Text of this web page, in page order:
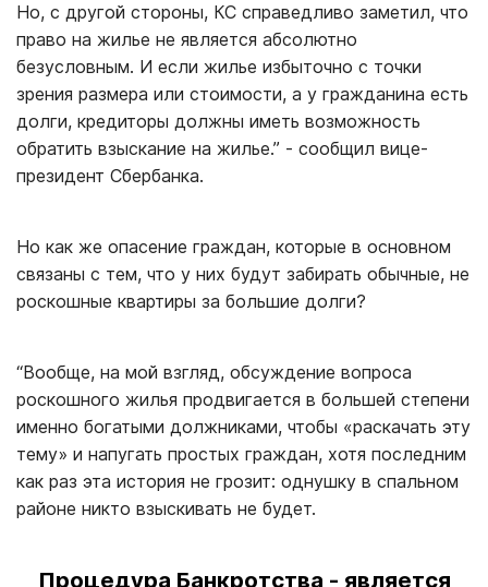
Но, с другой стороны, КС справедливо заметил, что
право на жилье не является абсолютно
безусловным. И если жилье избыточно с точки
зрения размера или стоимости, а у гражданина есть
долги, кредиторы должны иметь возможность
обратить взыскание на жилье.” - сообщил вице-
президент Сбербанка.
Но как же опасение граждан, которые в основном
связаны с тем, что у них будут забирать обычные, не
роскошные квартиры за большие долги?
“Вообще, на мой взгляд, обсуждение вопроса
роскошного жилья продвигается в большей степени
именно богатыми должниками, чтобы «раскачать эту
тему» и напугать простых граждан, хотя последним
как раз эта история не грозит: однушку в спальном
районе никто взыскивать не будет.
Процедура Банкротства - является